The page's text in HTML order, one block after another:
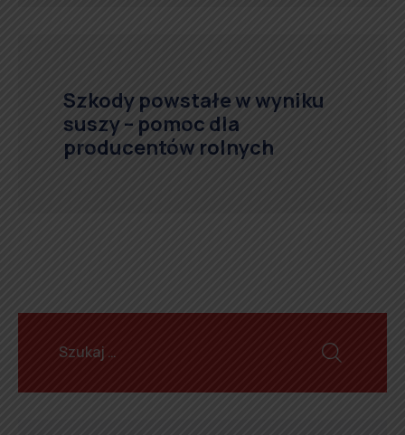
Szkody powstałe w wyniku
suszy – pomoc dla
producentów rolnych